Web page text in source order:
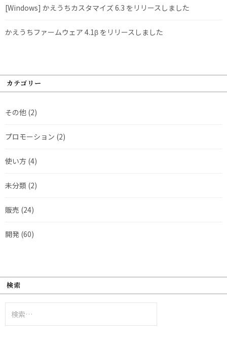
[Windows] かえうちカスタマイズ 6.3 をリリースしました
かえうちファームウェア 4.1β をリリースしました
カテゴリー
その他 (2)
プロモーション (2)
使い方 (4)
未分類 (2)
販売 (24)
開発 (60)
検索
索: